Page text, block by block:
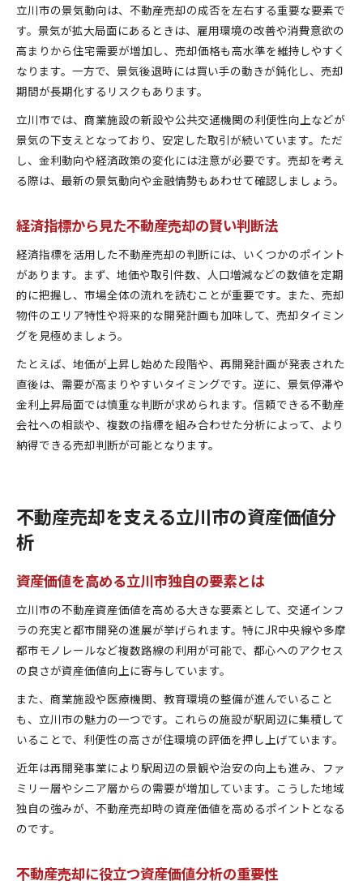
立川市の景気動向は、不動産売却の成否を左右する重要な要素で
す。景気が拡大局面にあるときは、雇用環境の改善や消費意欲の
高まりから住宅需要が増加し、売却価格も高水準を維持しやすく
なります。一方で、景気後退時には買い手の動きが鈍化し、売却
期間が長期化するリスクもあります。
立川市では、商業施設の新設や公共交通機関の利便性向上などが
景気の下支えとなっており、安定した取引が続いています。ただ
し、金利動向や経済政策の変化には注意が必要です。売却を考え
る際は、最新の景気動向や金融情勢もあわせて確認しましょう。
経済指標から見た不動産売却の賢い判断法
経済指標を活用した不動産売却の判断には、いくつかのポイント
があります。まず、地価や取引件数、人口増減などの数値を定期
的に把握し、市場全体の流れを読むことが重要です。また、売却
物件のエリア特性や将来的な開発計画も加味して、売却タイミン
グを見極めましょう。
たとえば、地価が上昇し始めた段階や、再開発計画が発表された
直後は、需要が高まりやすいタイミングです。逆に、景気停滞や
金利上昇局面では慎重な判断が求められます。信頼できる不動産
会社への相談や、複数の指標を組み合わせた分析によって、より
納得できる売却判断が可能となります。
不動産売却を支える立川市の資産価値分
析
資産価値を高める立川市独自の要素とは
立川市の不動産資産価値を高める大きな要素として、交通インフ
ラの充実と都市開発の進展が挙げられます。特にJR中央線や多摩
都市モノレールなど複数路線の利用が可能で、都心へのアクセス
の良さが資産価値向上に寄与しています。
また、商業施設や医療機関、教育環境の整備が進んでいること
も、立川市の魅力の一つです。これらの施設が駅周辺に集積して
いることで、利便性の高さが住環境の評価を押し上げています。
近年は再開発事業により駅周辺の景観や治安の向上も進み、ファ
ミリー層やシニア層からの需要が増加しています。こうした地域
独自の強みが、不動産売却時の資産価値を高めるポイントとなる
のです。
不動産売却に役立つ資産価値分析の重要性